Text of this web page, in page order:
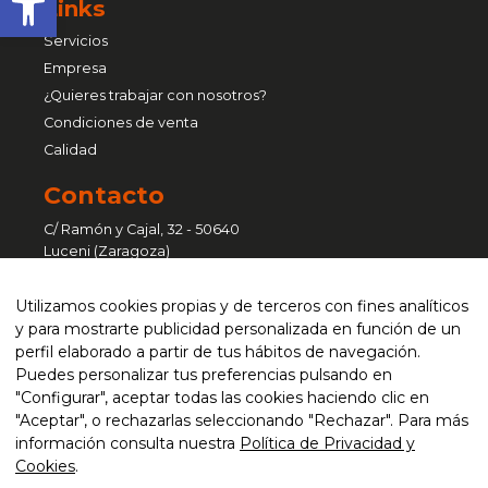
Links
Servicios
Empresa
¿Quieres trabajar con nosotros?
Condiciones de venta
Calidad
Contacto
C/ Ramón y Cajal, 32 - 50640
Luceni (Zaragoza)
Pol. Ind. Sant Vicenç - C/ Ferralla, 41
nave 6 - 08755 Castellbisbal
atencionalcliente@curvaser.com
+34 976 651 333 / 93 635 76 50
Utilizamos cookies propias y de terceros con fines analíticos
y para mostrarte publicidad personalizada en función de un
perfil elaborado a partir de tus hábitos de navegación.
Puedes personalizar tus preferencias pulsando en
"Configurar", aceptar todas las cookies haciendo clic en
"Aceptar", o rechazarlas seleccionando "Rechazar". Para más
información consulta nuestra Política de Privacidad y
Cookies.